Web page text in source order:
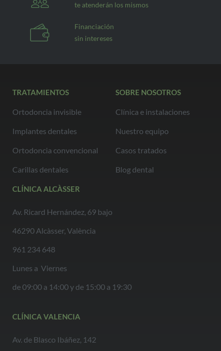
te atenderán los mismos
Financiación
sin intereses
TRATAMIENTOS
Ortodoncia invisible
Implantes dentales
Ortodoncia convencional
Carillas dentales
SOBRE NOSOTROS
Clínica e instalaciones
Nuestro equipo
Casos tratados
Blog dental
CLÍNICA ALCÀSSER
Av. Ricard Hernández, 69 bajo
46290 Alcàsser, València
961 234 648
Lunes a Viernes
de 09:00 a 14:00 y de 15:00 a 19:30
CLÍNICA VALENCIA
Av. de Blasco Ibáñez, 142